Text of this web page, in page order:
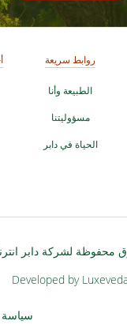
روابط سريعة
الطبيعة وأنا
مسؤوليتنا
الحياة في دابر
محفوظة لشركة دابر
Developed by